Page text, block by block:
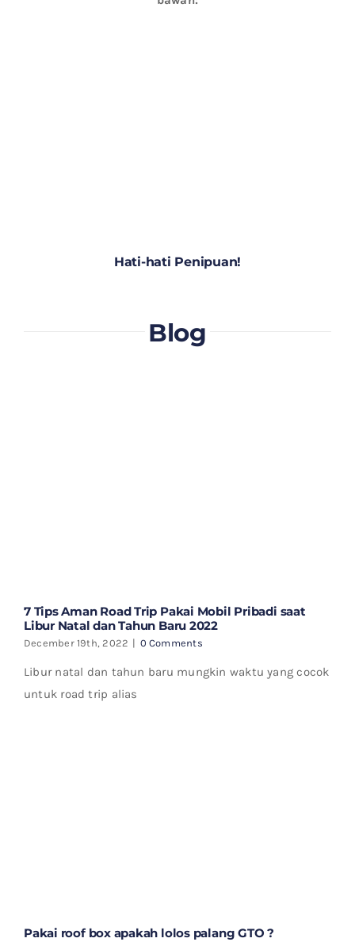
Hati-hati Penipuan!
Blog
7 Tips Aman Road Trip Pakai Mobil Pribadi saat
Libur Natal dan Tahun Baru 2022
December 19th, 2022 | 0 Comments
Libur natal dan tahun baru mungkin waktu yang cocok
untuk road trip alias
Pakai roof box apakah lolos palang GTO ?